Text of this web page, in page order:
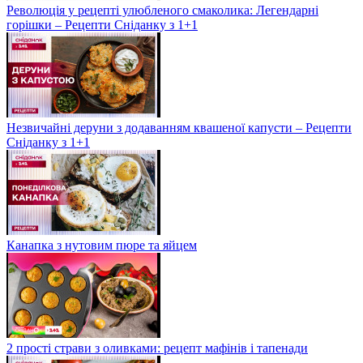
Революція у рецепті улюбленого смаколика: Легендарні
горішки – Рецепти Сніданку з 1+1
Незвичайні деруни з додаванням квашеної капусти – Рецепти
Сніданку з 1+1
Канапка з нутовим пюре та яйцем
2 прості страви з оливками: рецепт мафінів і тапенади